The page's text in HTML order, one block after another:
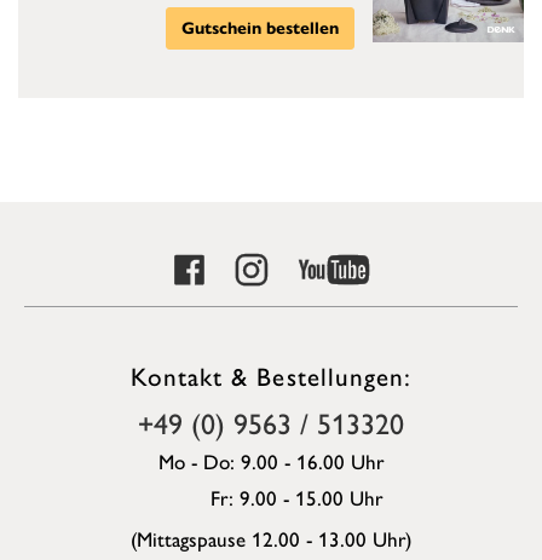
Gutschein bestellen
Kontakt & Bestellungen:
+49 (0) 9563 / 513320
Mo - Do: 9.00 - 16.00 Uhr
Fr: 9.00 - 15.00 Uhr
(Mittagspause 12.00 - 13.00 Uhr)